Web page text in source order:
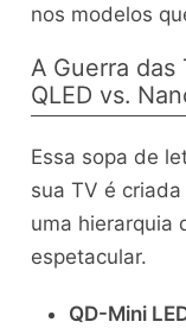
nos modelos
A Guerra das
QLED vs.
Essa sopa de
sua TV é
uma hierarquia
espetacular.
QD-Mini